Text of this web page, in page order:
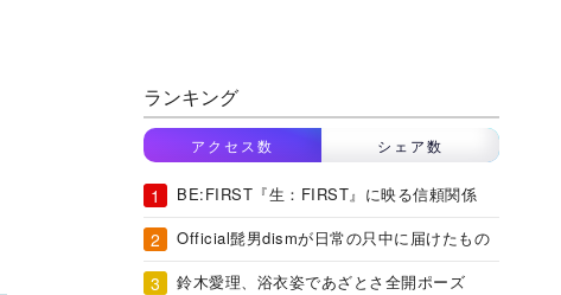
ランキング
アクセス数 シェア数
BE:FIRST『生：FIRST』に映る信頼関係
Official髭男dismが日常の只中に届けたもの
鈴木愛理、浴衣姿であざとさ全開ポーズ